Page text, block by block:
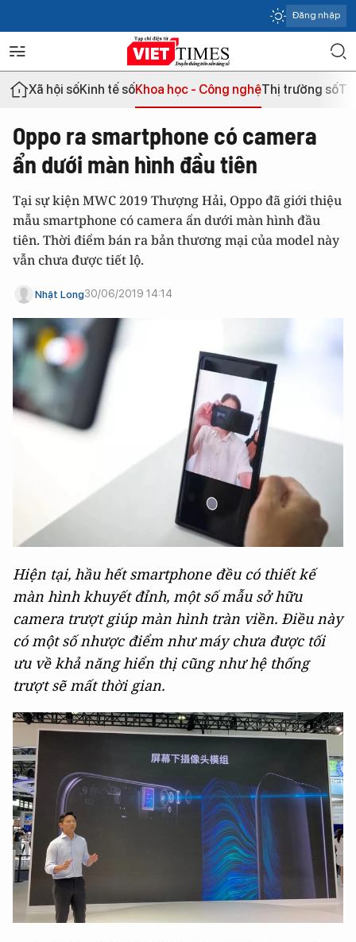
Đăng nhập
Xã hội sốKinh tế sốKhoa học - Công nghệThị trường số
Oppo ra smartphone có camera
ẩn dưới màn hình đầu tiên
Tại sự kiện MWC 2019 Thượng Hải, Oppo đã giới thiệu
mẫu smartphone có camera ẩn dưới màn hình đầu
tiên. Thời điểm bán ra bản thương mại của model này
vẫn chưa được tiết lộ.
Nhật Long30/06/2019 14:14
Hiện tại, hầu hết smartphone đều có thiết kế
màn hình khuyết đỉnh, một số mẫu sở hữu
camera trượt giúp màn hình tràn viền. Điều này
có một số nhược điểm như máy chưa được tối
ưu về khả năng hiển thị cũng như hệ thống
trượt sẽ mất thời gian.